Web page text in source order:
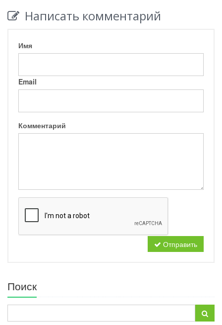
Написать комментарий
Имя
Email
Комментарий
Отправить
Поиск